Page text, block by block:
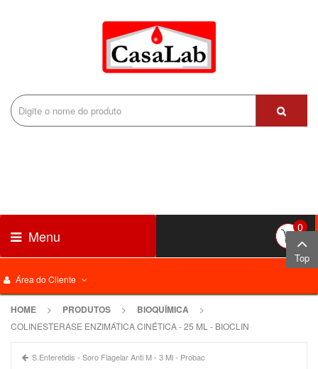
Área do Cliente
Menu 0
HOME > PRODUTOS > BIOQUÍMICA
>
COLINESTERASE ENZIMÁTICA CINÉTICA - 25 ML - BIOCLIN
S.Enteretidis - Soro Flagelar Anti M - 3 Ml - Probac
Top